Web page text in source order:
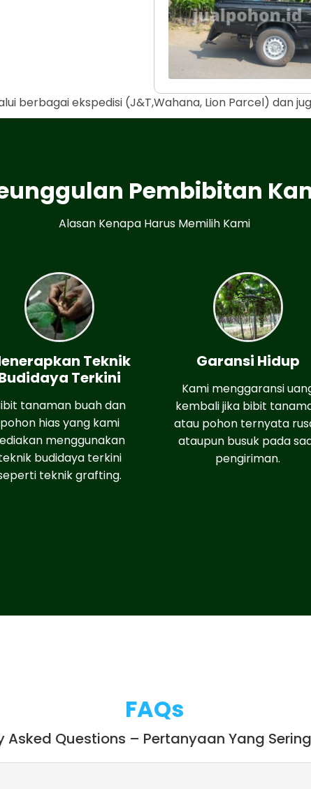
berbagai ekspedisi (J&T,Wahana, Lion Parcel) dan
Pembibitan
Alasan Kenapa Harus Memilih Kami
Teknik
Terkini
tanaman buah dan
pohon hias yang kami
menggunakan
budidaya terkini
teknik grafting.
Garansi Hidup
Kami menggaransi
kembali jika bibit
atau pohon ternyata
ataupun busuk pada
pengiriman.
FAQs
Asked Questions – Pertanyaan Yang